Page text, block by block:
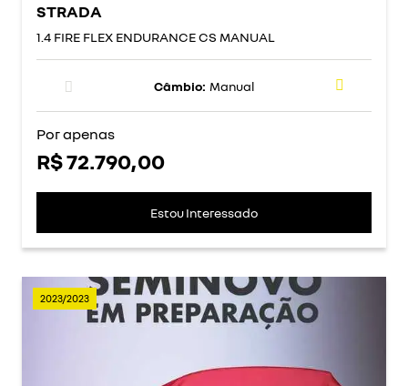
STRADA
1.4 FIRE FLEX ENDURANCE CS MANUAL
Câmbio: Manual
Por apenas
R$ 72.790,00
Estou Interessado
2023/2023